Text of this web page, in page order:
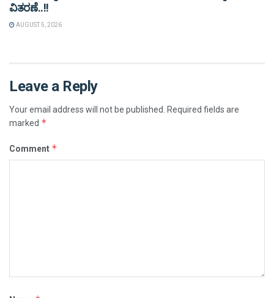
ವಿತರಣೆ..!!
AUGUST 5, 2026
Leave a Reply
Your email address will not be published. Required fields are
marked *
Comment *